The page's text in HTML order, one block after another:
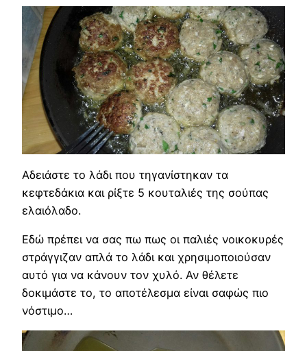
Αδειάστε το λάδι που τηγανίστηκαν τα
κεφτεδάκια και ρίξτε 5 κουταλιές της σούπας
ελαιόλαδο.
Εδώ πρέπει να σας πω πως οι παλιές νοικοκυρές
στράγγιζαν απλά το λάδι και χρησιμοποιούσαν
αυτό για να κάνουν τον χυλό. Αν θέλετε
δοκιμάστε το, το αποτέλεσμα είναι σαφώς πιο
νόστιμο…